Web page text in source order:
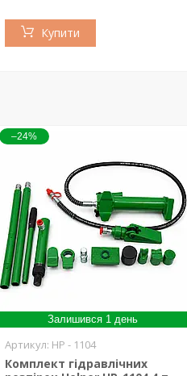
Купити
–24%
Залишився 1 день
HP - 1104
Комплект гідравлічних